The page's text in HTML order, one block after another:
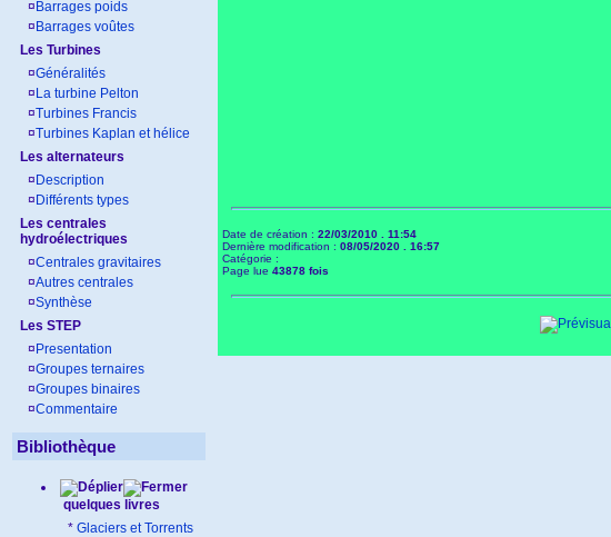
¤ Barrages poids
¤ Barrages voûtes
Les Turbines
¤Généralités
¤ La turbine Pelton
¤Turbines Francis
¤Turbines Kaplan et hélice
Les alternateurs
¤ Description
¤ Différents types
Les centrales
hydroélectriques
¤Centrales gravitaires
¤Autres centrales
¤Synthèse
Les STEP
¤ Presentation
¤Groupes ternaires
¤Groupes binaires
¤Commentaire
Bibliothèque
quelques livres
* Glaciers et Torrents
Date de création : 22/03/2010 . 11:54
Dernière modification : 08/05/2020 . 16:57
Catégorie :
Page lue 43878 fois